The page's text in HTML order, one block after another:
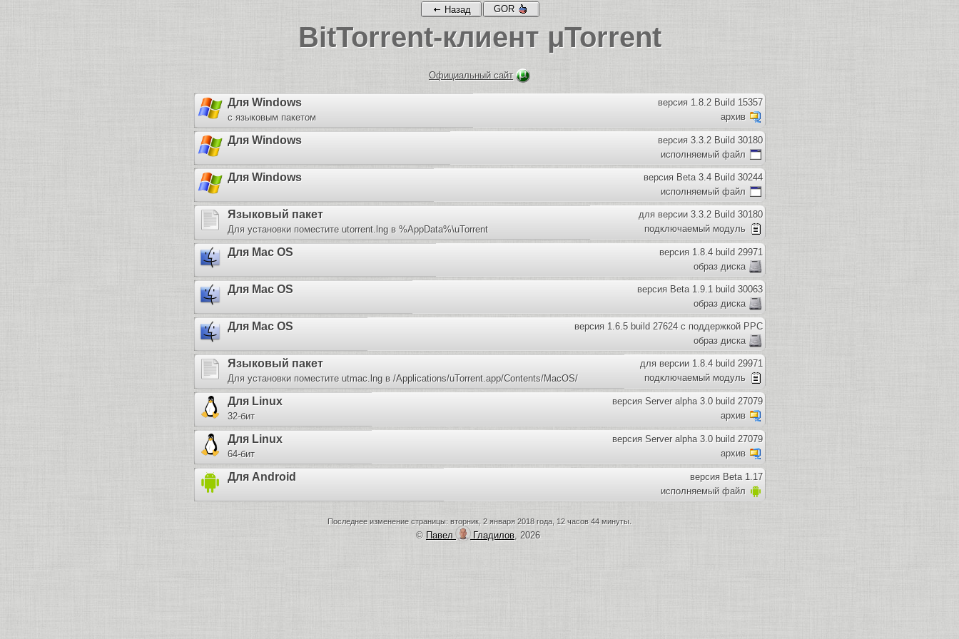
Назад GOR
BitTorrent-клиент μTorrent
Официальный сайт
Для Windows
с языковым пакетом
версия 1.8.2 Build 15357
архив
Для Windows
версия 3.3.2 Build 30180
исполняемый файл
Для Windows
версия Beta 3.4 Build 30244
исполняемый файл
Языковый пакет
Для установки поместите utorrent.lng в %AppData%\uTorrent
для версии 3.3.2 Build 30180
подключаемый модуль
Для Mac OS
версия 1.8.4 build 29971
образ диска
Для Mac OS
версия Beta 1.9.1 build 30063
образ диска
Для Mac OS
версия 1.6.5 build 27624 с поддержкой PPC
образ диска
Языковый пакет
Для установки поместите utmac.lng в /Applications/uTorrent.app/Contents/MacOS/
для версии 1.8.4 build 29971
подключаемый модуль
Для Linux
32-бит
версия Server alpha 3.0 build 27079
архив
Для Linux
64-бит
версия Server alpha 3.0 build 27079
архив
Для Android
версия Beta 1.17
исполняемый файл
Последнее изменение страницы: вторник, 2 января 2018 года, 12 часов 44 минуты.
© Павел Гладилов, 2026